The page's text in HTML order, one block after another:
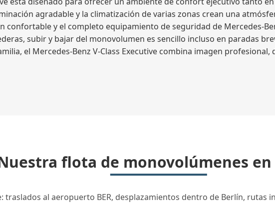
agradable y la climatización de varias zonas crean una
confortable y el completo equipamiento de seguridad de Mercedes-
subir y bajar del monovolumen es sencillo incluso en paradas
el Mercedes-Benz V-Class Executive combina imagen
flota de monovolúmenes
traslados al aeropuerto BER, desplazamientos dentro de Berlín, rutas